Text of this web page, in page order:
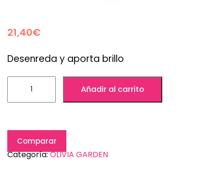
21,40€
Desenreda y aporta brillo
Añadir al carrito
Comparar
Categoría:OLIVIA GARDEN